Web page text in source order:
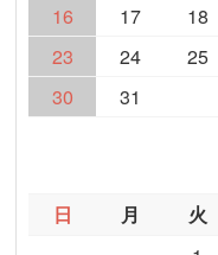
16
17 18
23
24 25
30
31
日
月 火